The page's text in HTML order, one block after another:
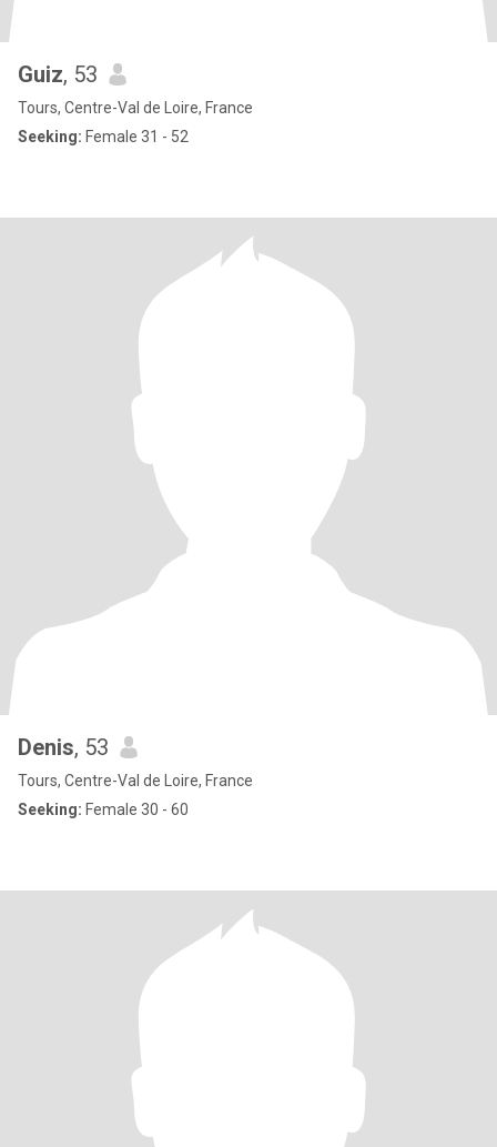
Guiz, 53
Tours, Centre-Val de Loire, France
Seeking: Female 31 - 52
Denis, 53
Tours, Centre-Val de Loire, France
Seeking: Female 30 - 60